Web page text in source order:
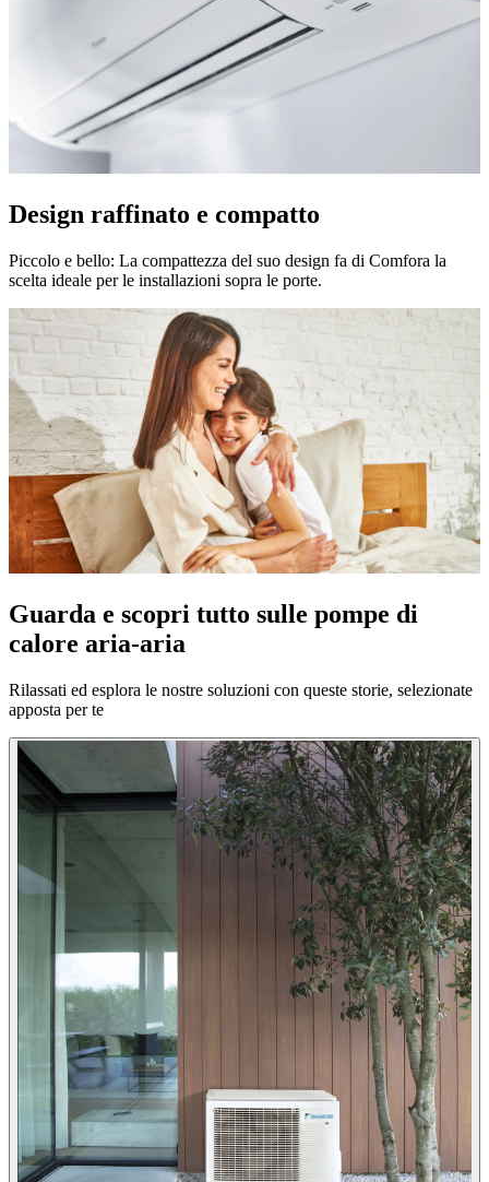
Design raffinato e compatto
Piccolo e bello: La compattezza del suo design fa di Comfora la
scelta ideale per le installazioni sopra le porte.
Guarda e scopri tutto sulle pompe di
calore aria-aria
Rilassati ed esplora le nostre soluzioni con queste storie, selezionate
apposta per te